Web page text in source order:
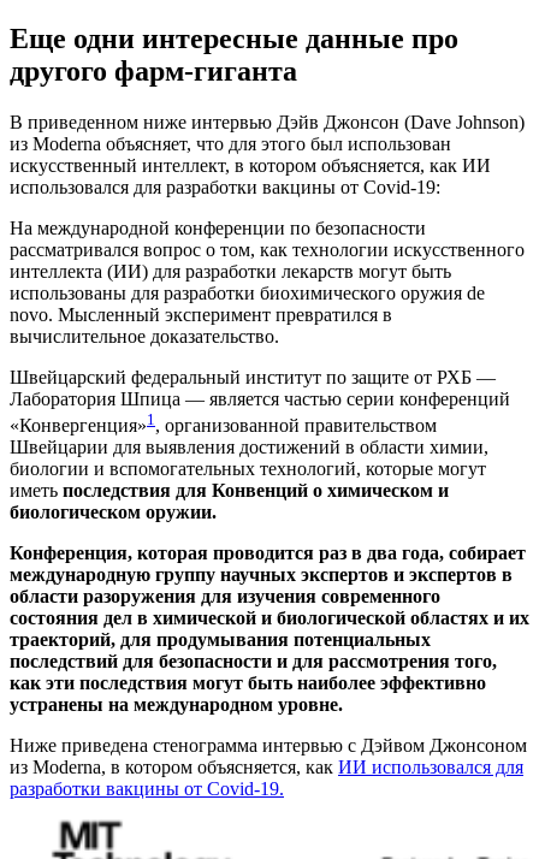
Еще одни интересные данные про
другого фарм-гиганта
В приведенном ниже интервью Дэйв Джонсон (Dave Johnson)
из Moderna объясняет, что для этого был использован
искусственный интеллект, в котором объясняется, как ИИ
использовался для разработки вакцины от Covid-19:
На международной конференции по безопасности
рассматривался вопрос о том, как технологии искусственного
интеллекта (ИИ) для разработки лекарств могут быть
использованы для разработки биохимического оружия de
novo. Мысленный эксперимент превратился в
вычислительное доказательство.
Швейцарский федеральный институт по защите от РХБ —
Лаборатория Шпица — является частью серии конференций
«Конвергенция»1 , организованной правительством
Швейцарии для выявления достижений в области химии,
биологии и вспомогательных технологий, которые могут
иметь последствия для Конвенций о химическом и
биологическом оружии.
Конференция, которая проводится раз в два года, собирает
международную группу научных экспертов и экспертов в
области разоружения для изучения современного
состояния дел в химической и биологической областях и их
траекторий, для продумывания потенциальных
последствий для безопасности и для рассмотрения того,
как эти последствия могут быть наиболее эффективно
устранены на международном уровне.
Ниже приведена стенограмма интервью с Дэйвом Джонсоном
из Moderna, в котором объясняется, как ИИ использовался для
разработки вакцины от Covid-19.